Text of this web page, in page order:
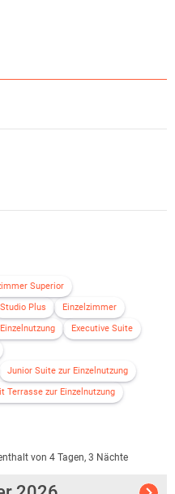
Superior
Studio Plus
Einzelzimmer
Executive Suite
Junior Suite zur Einzelnutzung
Terrasse zur Einzelnutzung
von 4 Tagen, 3 Nächte